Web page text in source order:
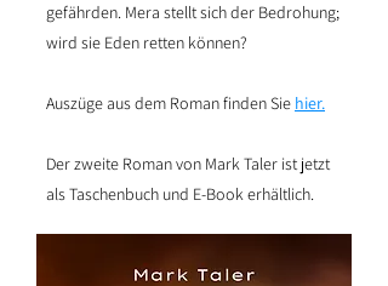
gefährden. Mera stellt sich der Bedrohung;
wird sie Eden retten können?
Auszüge aus dem Roman finden Sie hier.
Der zweite Roman von Mark Taler ist jetzt
als Taschenbuch und E-Book erhältlich.